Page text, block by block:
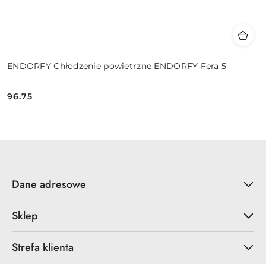
ENDORFY Chłodzenie powietrzne ENDORFY Fera 5
Cena:
96.75
Dane adresowe
Sklep
Strefa klienta